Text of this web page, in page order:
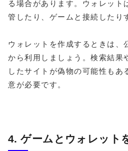
る場合があります。ウォレット
管したり、ゲームと接続したり
ウォレットを作成するときは、
から利用しましょう。検索結果
したサイトが偽物の可能性もあ
意が必要です。
4. ゲームとウォレット